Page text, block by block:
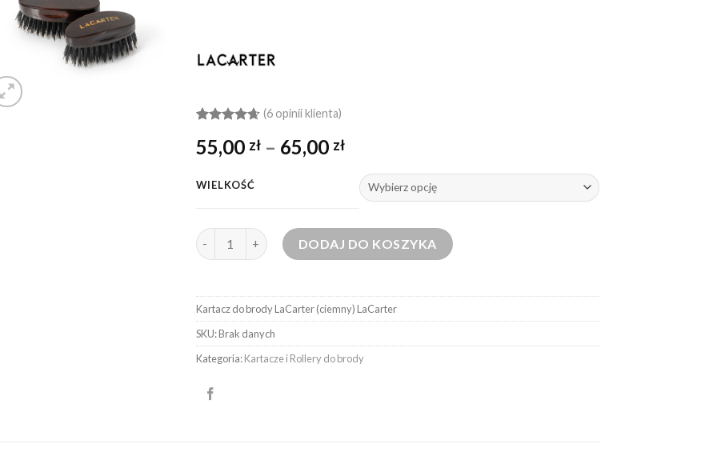
4.67 na 5
na
ocen
(6opinii klienta)
55,00 zł– 65,00 zł
WIELKOŚĆ
ilość Kartacz do brody LaCarter (ciemny)
DODAJ DO KOSZYKA
Kartacz do brody LaCarter (ciemny)LaCarter
SKU:Brak danych
Kategoria:Kartacze i Rollery do brody